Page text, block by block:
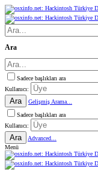
Ara
Sadece başlıkları ara
Kullanıcı:
Ara
Gelişmiş Arama...
Sadece başlıkları ara
Kullanıcı:
Ara
Advanced...
Menü